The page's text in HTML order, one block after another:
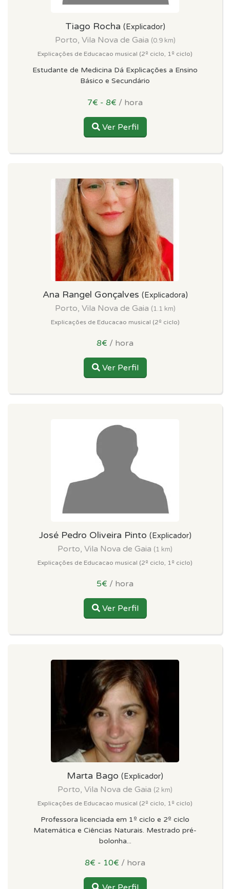
Tiago Rocha (Explicador)
Porto, Vila Nova de Gaia (0.9 km)
Explicações de Educacao musical (2º ciclo, 1º ciclo)
Estudante de Medicina Dá Explicações a Ensino
Básico e Secundário
7€ - 8€ / hora
Ver Perfil
Ana Rangel Gonçalves (Explicadora)
Porto, Vila Nova de Gaia (1.1 km)
Explicações de Educacao musical (2º ciclo)
8€ / hora
Ver Perfil
José Pedro Oliveira Pinto (Explicador)
Porto, Vila Nova de Gaia (1 km)
Explicações de Educacao musical (2º ciclo, 1º ciclo)
5€ / hora
Ver Perfil
Marta Bago (Explicador)
Porto, Vila Nova de Gaia (2 km)
Explicações de Educacao musical (2º ciclo, 1º ciclo)
Professora licenciada em 1º ciclo e 2º ciclo
Matemática e Ciências Naturais. Mestrado pré-
bolonha...
8€ - 10€ / hora